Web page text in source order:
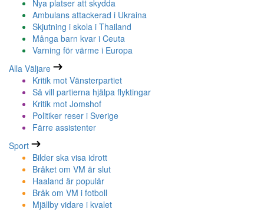
Nya platser att skydda
Ambulans attackerad i Ukraina
Skjutning i skola i Thailand
Många barn kvar i Ceuta
Varning för värme i Europa
Alla Väljare
Kritik mot Vänsterpartiet
Så vill partierna hjälpa flyktingar
Kritik mot Jomshof
Politiker reser i Sverige
Färre assistenter
Sport
Bilder ska visa idrott
Bråket om VM är slut
Haaland är populär
Bråk om VM i fotboll
Mjällby vidare i kvalet